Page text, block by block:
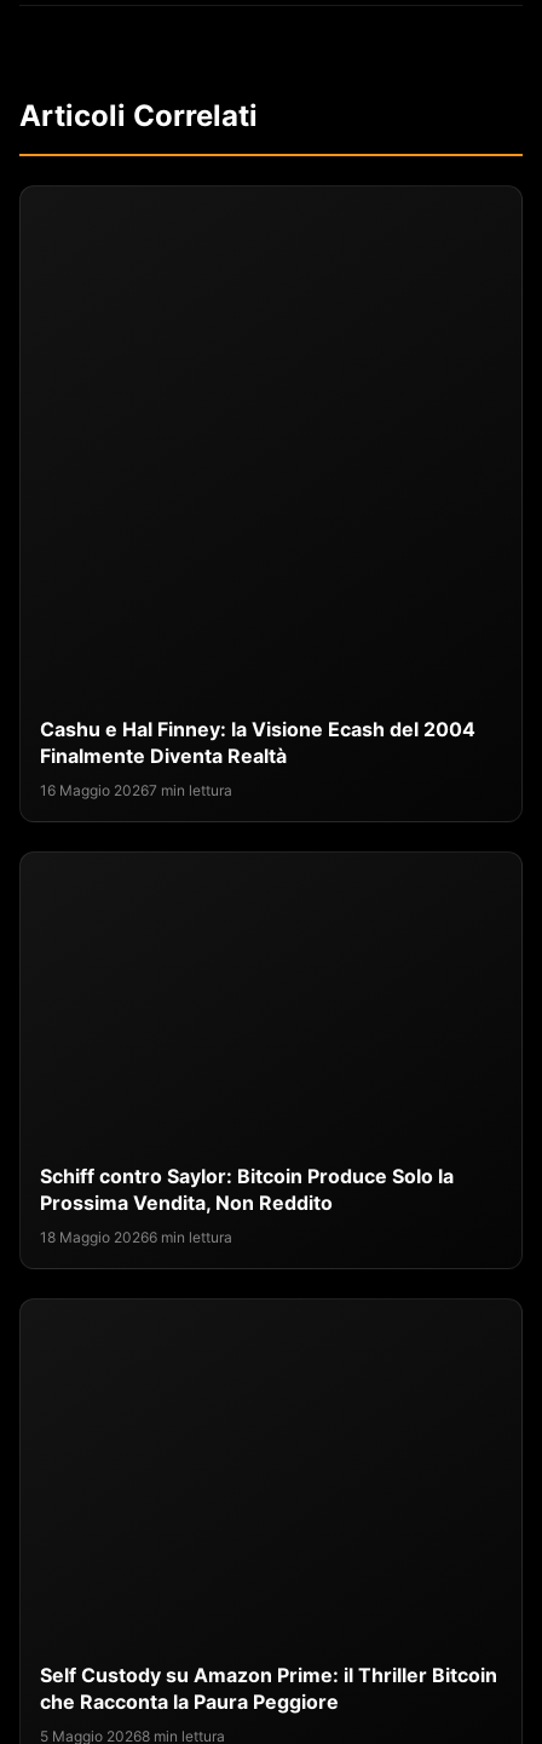
Articoli Correlati
Cashu e Hal Finney: la Visione Ecash del 2004
Finalmente Diventa Realtà
16 Maggio 20267 min lettura
Schiff contro Saylor: Bitcoin Produce Solo la
Prossima Vendita, Non Reddito
18 Maggio 20266 min lettura
Self Custody su Amazon Prime: il Thriller Bitcoin
che Racconta la Paura Peggiore
5 Maggio 20268 min lettura